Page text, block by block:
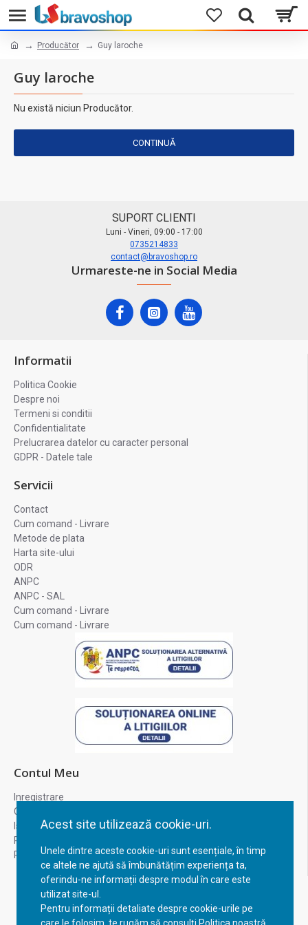
Acest site utilizează cookie-uri.
Unele dintre aceste cookie-uri sunt esențiale, în timp
ce altele ne ajută să îmbunătățim experiența ta,
oferindu-ne informații despre modul în care este
utilizat site-ul.
Pentru informații detaliate despre cookie-urile pe
Producător Guy laroche
Guy laroche
Nu există niciun Producător.
CONTINUĂ
SUPORT CLIENTI
Luni - Vineri, 09:00 - 17:00
0735214833
contact@bravoshop.ro
Urmareste-ne in Social Media
Informatii
Politica Cookie
Despre noi
Termeni si conditii
Confidentialitate
Prelucrarea datelor cu caracter personal
GDPR - Datele tale
Servicii
Contact
Cum comand - Livrare
Metode de plata
Harta site-ului
ODR
ANPC
ANPC - SAL
Cum comand - Livrare
Cum comand - Livrare
Contul Meu
Inregistrare
Contul meu
Istoric comenzi
Recuperare parola
Returnare produs